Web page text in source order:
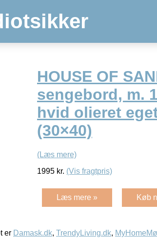
HOUSE OF
sengebord, m.
hvid olieret
(30×40)
(Læs mere)
1995 kr. (Vis fragtpris)
Læs mere » Køb
er Damask.dk, TrendyLiving.dk,